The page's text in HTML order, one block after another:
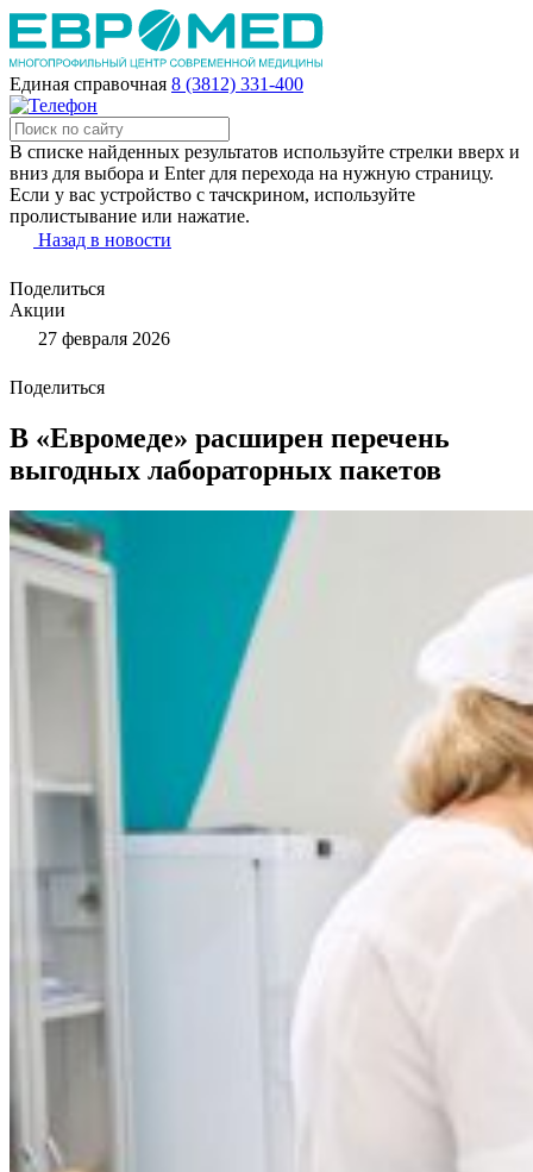
Единая справочная 8 (3812) 331-400
В списке найденных результатов используйте стрелки вверх и
вниз для выбора и Enter для перехода на нужную страницу.
Если у вас устройство с тачскрином, используйте
пролистывание или нажатие.
Назад в новости
Поделиться
Акции
27 февраля 2026
Поделиться
В «Евромеде» расширен перечень
выгодных лабораторных пакетов